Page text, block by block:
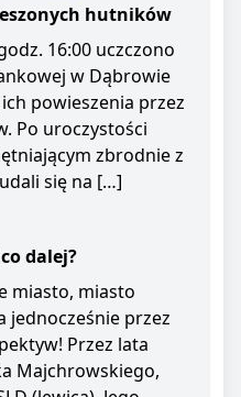
hutników
16:00 uczczono
w Dąbrowie
powieszenia przez
Po uroczystości
zbrodnie z
się na […]
dalej?
miasto, miasto
jednocześnie przez
Przez lata
Majchrowskiego,